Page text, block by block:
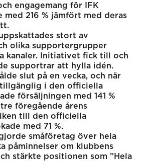
engagemang för IFK
med 216 % jämfört med deras
stort av
olika supportergrupper
kanaler. Initiativet fick till och
supportrar att hylla idén.
slut på en vecka, och när
i den officiella
försäljningen med 141 %
föregående årens
till den officiella
med 71 %.
småföretag över hela
påminnelser om klubbens
stärkte positionen som ”Hela